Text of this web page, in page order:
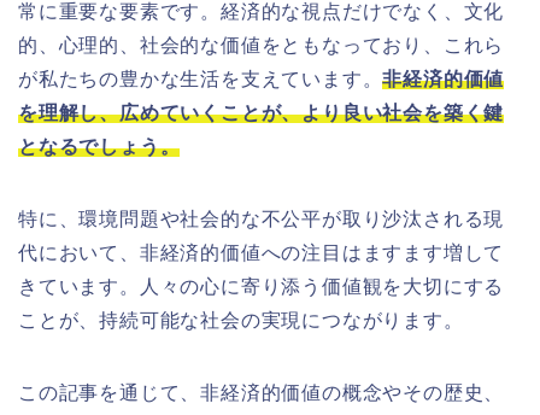
常に重要な要素です。経済的な視点だけでなく、文化
的、心理的、社会的な価値をともなっており、これら
が私たちの豊かな生活を支えています。非経済的価値
を理解し、広めていくことが、より良い社会を築く鍵
となるでしょう。
特に、環境問題や社会的な不公平が取り沙汰される現
代において、非経済的価値への注目はますます増して
きています。人々の心に寄り添う価値観を大切にする
ことが、持続可能な社会の実現につながります。
この記事を通じて、非経済的価値の概念やその歴史、